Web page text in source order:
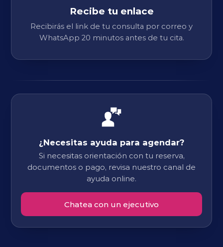
Recibe tu enlace
Recibirás el link de tu consulta por correo y
WhatsApp 20 minutos antes de tu cita.
¿Necesitas ayuda para agendar?
Si necesitas orientación con tu reserva,
documentos o pago, revisa nuestro canal de
ayuda online.
Chatea con un ejecutivo